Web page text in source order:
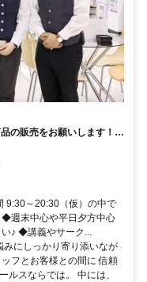
の販売をお願いします！身
9:30～20:30（仮）の中で
週末中心や平日夕方中心
♪ ◆講義やサーク...
にしっかり寄り添いなが
フとお客様との間に 信頼
ルスならでは。 中には、